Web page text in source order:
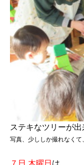
ステキなツリーが
写真、 少ししか撮れなくて、
７日 木曜日 は、